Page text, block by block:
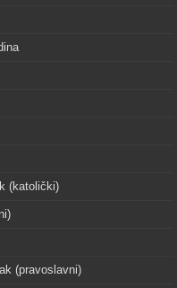
(katolički)
(pravoslavni)